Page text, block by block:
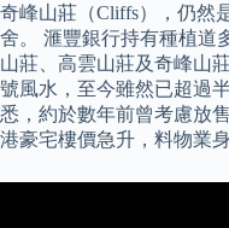
奇峰山莊（Cliffs），仍然
舍。 滙豐銀行持有種植道
山莊、高雲山莊及奇峰山
號風水，至今雖然已超過
悉，約於數年前曾考慮放
港豪宅樓價急升，料物業